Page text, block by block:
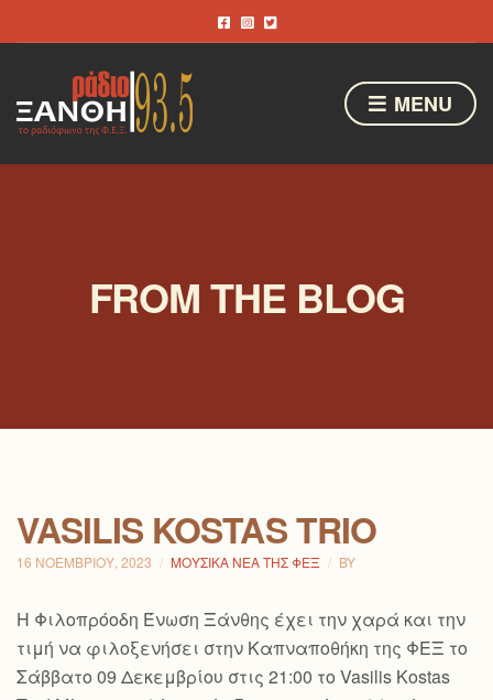
MENU
FROM THE BLOG
VASILIS KOSTAS TRIO
16 ΝΟΕΜΒΡΊΟΥ, 2023 ΜΟΥΣΙΚΆ ΝΈΑ ΤΗΣ ΦΕΞ BY
H Φιλοπρόοδη Ένωση Ξάνθης έχει την χαρά και την
τιμή να φιλοξενήσει στην Καπναποθήκη της ΦΕΞ το
Σάββατο 09 Δεκεμβρίου στις 21:00 το Vasilis Kostas